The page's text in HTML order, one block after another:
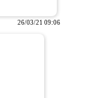
26/03/21 09:06